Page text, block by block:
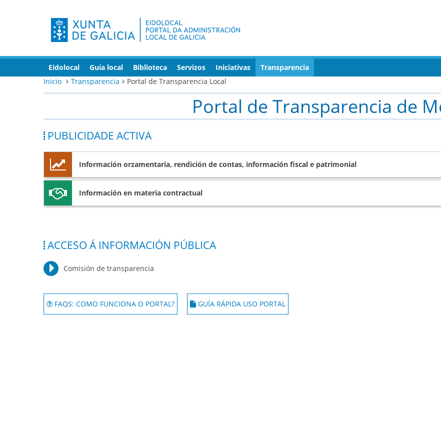
Eidolocal Guía local Biblioteca Servizos Iniciativas Transparencia
Inicio Transparencia Portal de Transparencia Local
Portal de Transparencia de
PUBLICIDADE ACTIVA
Información orzamentaria, rendición de contas, información fiscal e patrimonial
Información en materia contractual
ACCESO Á INFORMACIÓN PÚBLICA
Comisión de transparencia
FAQS: COMO FUNCIONA O PORTAL? GUÍA RÁPIDA USO PORTAL